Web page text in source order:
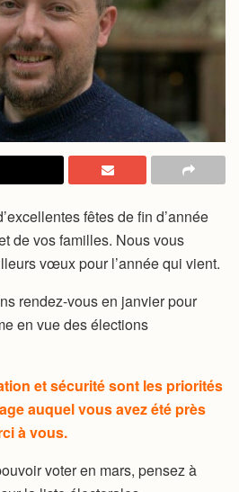
fêtes de fin d’année
de vos familles. Nous vous
vœux pour l’année qui vient.
rendez-vous en janvier pour
en vue des élections
et sécurité sont les priorités
auquel vous avez été près
à vous.
voter en mars, pensez à